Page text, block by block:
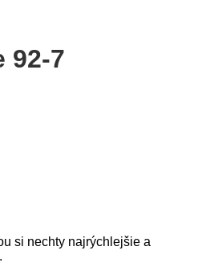
92-7
si nechty najrýchlejšie a